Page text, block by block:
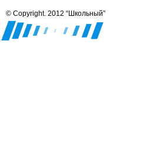
© Copyright. 2012 “Школьный”